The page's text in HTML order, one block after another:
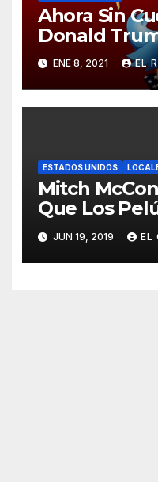
Ahora Sin
Donald
Tumbacocos
ENE 8, 2021 EL
ESTADOS UNIDOS
Mitch
Que Los
Comunistas
La Estadidad
JUN 19, 2019 EL